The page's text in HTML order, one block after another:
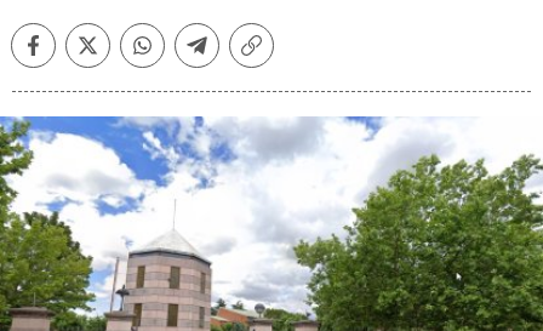
FacebookTwitterWhatsappTelegramCopiar